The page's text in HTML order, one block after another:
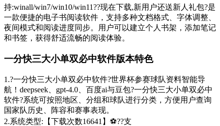
持:winall/win7/win10/win11??现在下载,新用户还送新人礼包?是
一款便捷的电子书阅读软件，支持多种文档格式、字体调整、
夜间模式和阅读进度同步。用户可以建立个人书架，添加笔记
和书签，获得舒适流畅的阅读体验。
一分快三大小单双必中软件版本特色
1.?️一分快三大小单双必中软件?️世界杯参赛球队资料智能导
航！deepseek、gpt-4.0、百度ai与豆包?️一分快三大小单双必中
软件?️系统可按照地区、分组和球队进行分类，方便用户查询
国家队历史、阵容和赛事表现。
2.系统类型:【下载次数16641】⚽??支